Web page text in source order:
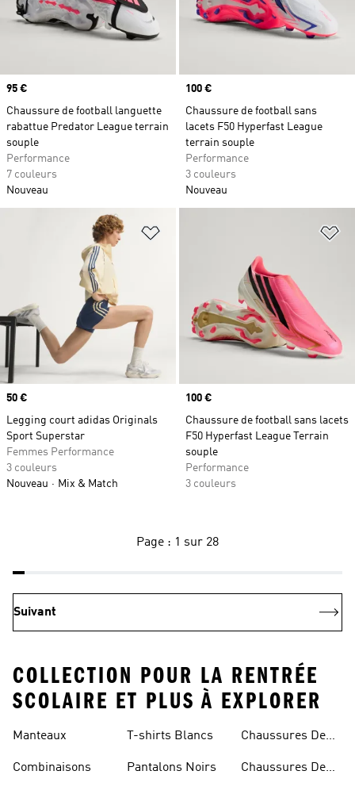
Prix
95 €
Chaussure de football languette
rabattue Predator League terrain
souple
Performance
7 couleurs
Nouveau
Prix
100 €
Chaussure de football sans
lacets F50 Hyperfast League
terrain souple
Performance
3 couleurs
Nouveau
Ajouter à la Liste de produits
Prix
50 €
Legging court adidas Originals
Sport Superstar
Femmes Performance
3 couleurs
Nouveau
Mix & Match
Prix
100 €
Chaussure de football sans lacets
F50 Hyperfast League Terrain
souple
Performance
3 couleurs
Page : 1 sur 28
Suivant
COLLECTION POUR LA RENTRÉE
SCOLAIRE ET PLUS À EXPLORER
Manteaux
Combinaisons
T-shirts Blancs
Pantalons Noirs
Chaussures De
Chaussures De